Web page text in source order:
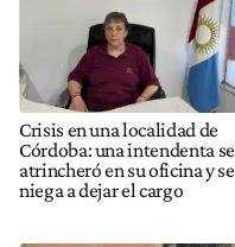
Crisis en una localidad de
Córdoba: una intendenta se
atrincheró en su oficina y se
niega a dejar el cargo